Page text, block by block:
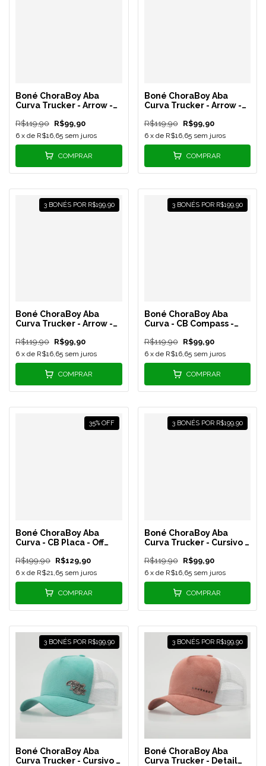
Boné ChoraBoy Aba
Curva Trucker - Arrow -
R$119,90 R$99,90
6 x de R$16,65 sem juros
COMPRAR
Boné ChoraBoy Aba
Curva Trucker - Arrow -
R$119,90 R$99,90
6 x de R$16,65 sem juros
COMPRAR
3 BONÉS POR R$199,90
Boné ChoraBoy Aba
Curva Trucker - Arrow -
R$119,90 R$99,90
6 x de R$16,65 sem juros
COMPRAR
3 BONÉS POR R$199,90
Boné ChoraBoy Aba
Curva - CB Compass -
26
R$119,90 R$99,90
6 x de R$16,65 sem juros
COMPRAR
35% OFF
Boné ChoraBoy Aba
Curva - CB Placa - Off
R$199,90 R$129,90
6 x de R$21,65 sem juros
COMPRAR
3 BONÉS POR R$199,90
Boné ChoraBoy Aba
Curva Trucker - Cursivo -
R$119,90 R$99,90
6 x de R$16,65 sem juros
COMPRAR
3 BONÉS POR R$199,90
Boné ChoraBoy Aba
Curva Trucker - Cursivo -
3 BONÉS POR R$199,90
Boné ChoraBoy Aba
Curva Trucker - Detail